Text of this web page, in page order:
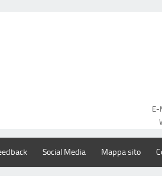
E-
Social Media Mappa sito